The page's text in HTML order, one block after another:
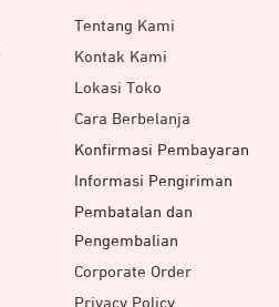
Tentang Kami
Kontak Kami
Lokasi Toko
Cara Berbelanja
Konfirmasi Pembayaran
Informasi Pengiriman
Pembatalan dan
Pengembalian
Corporate Order
Privacy Policy